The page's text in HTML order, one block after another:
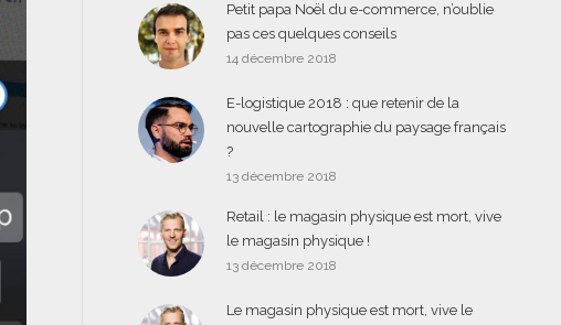
Petit papa Noël du e-commerce, n’oublie
pas ces quelques conseils
14 décembre 2018
E-logistique 2018 : que retenir de la
nouvelle cartographie du paysage français
?
13 décembre 2018
Retail : le magasin physique est mort, vive
le magasin physique !
13 décembre 2018
Le magasin physique est mort, vive le